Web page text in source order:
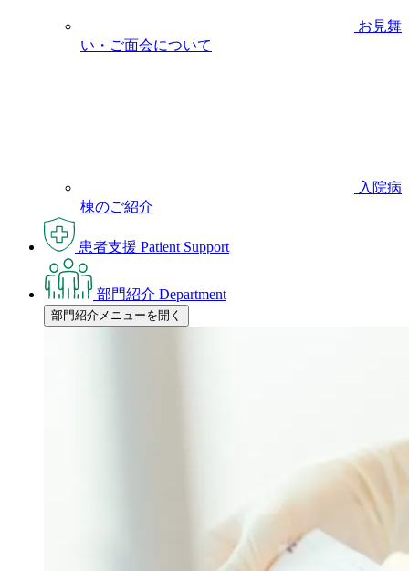
お見舞
い・ご面会について
入院病
棟のご紹介
患者支援 Patient Support
部門紹介 Department
部門紹介メニューを開く